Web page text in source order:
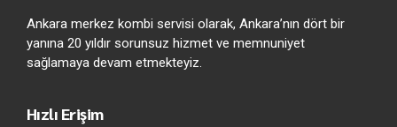
Ankara merkez kombi servisi olarak, Ankara’nın dört bir
yanına 20 yıldır sorunsuz hizmet ve memnuniyet
sağlamaya devam etmekteyiz.
Hızlı Erişim